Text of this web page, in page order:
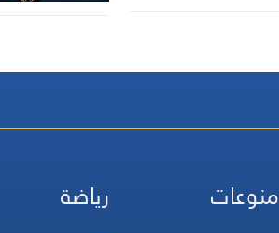
منوعات رياضة